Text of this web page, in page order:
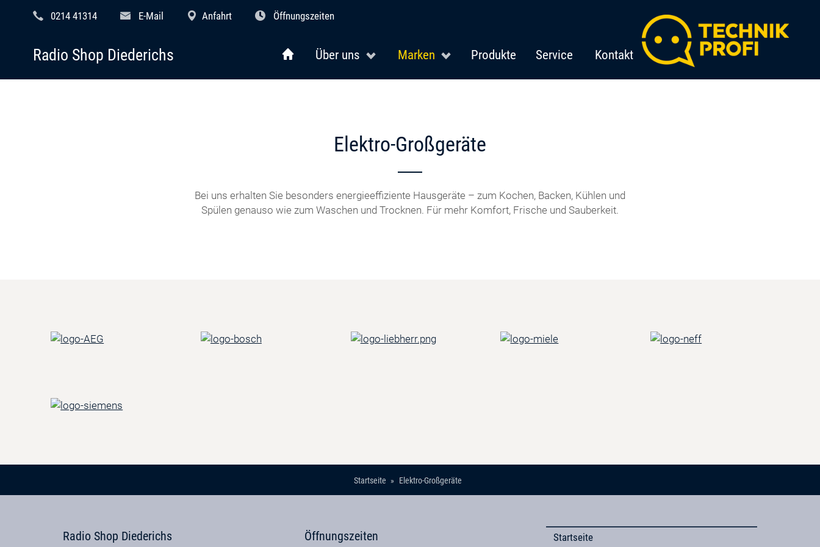
0214 41314 E-Mail Anfahrt Öffnungszeiten
Über uns Marken Produkte Service Kontakt
Radio Shop Diederichs
Elektro-Großgeräte
Bei uns erhalten Sie besonders energieeffiziente Hausgeräte – zum Kochen, Backen, Kühlen und
Spülen genauso wie zum Waschen und Trocknen. Für mehr Komfort, Frische und Sauberkeit.
Startseite Elektro-Großgeräte
Radio Shop Diederichs Öffnungszeiten Startseite